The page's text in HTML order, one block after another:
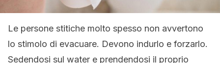
Le persone stitiche molto spesso non avvertono
lo stimolo di evacuare. Devono indurlo e forzarlo.
Sedendosi sul water e prendendosi il proprio